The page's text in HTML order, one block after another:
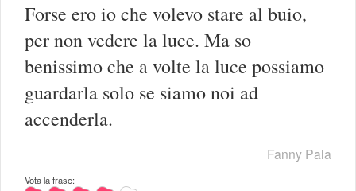
Forse ero io che volevo stare al buio,
per non vedere la luce. Ma so
benissimo che a volte la luce possiamo
guardarla solo se siamo noi ad
accenderla.
Fanny Pala
Vota la frase: